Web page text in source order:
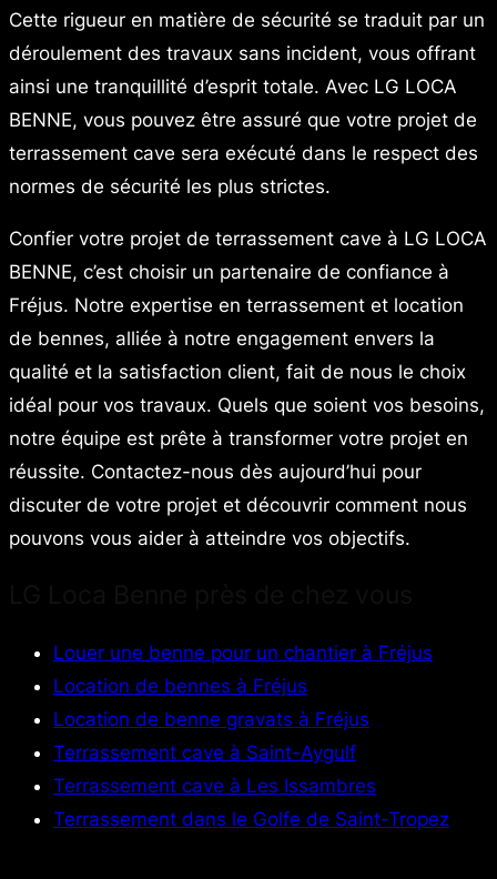
Cette rigueur en matière de sécurité se traduit par un
déroulement des travaux sans incident, vous offrant
ainsi une tranquillité d’esprit totale. Avec LG LOCA
BENNE, vous pouvez être assuré que votre projet de
terrassement cave sera exécuté dans le respect des
normes de sécurité les plus strictes.
Confier votre projet de terrassement cave à LG LOCA
BENNE, c’est choisir un partenaire de confiance à
Fréjus. Notre expertise en terrassement et location
de bennes, alliée à notre engagement envers la
qualité et la satisfaction client, fait de nous le choix
idéal pour vos travaux. Quels que soient vos besoins,
notre équipe est prête à transformer votre projet en
réussite. Contactez-nous dès aujourd’hui pour
discuter de votre projet et découvrir comment nous
pouvons vous aider à atteindre vos objectifs.
Louer une benne pour un chantier à Fréjus
Location de bennes à Fréjus
Location de benne gravats à Fréjus
Terrassement cave à Saint-Aygulf
Terrassement cave à Les Issambres
Terrassement dans le Golfe de Saint-Tropez